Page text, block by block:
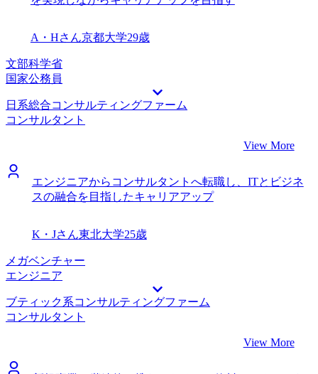
A・Hさん京都大学29歳
文部科学省
国家公務員
日系総合コンサルティングファーム
コンサルタント
View More
エンジニアからコンサルタントへ転職し、ITとビジネ
スの融合を目指したキャリアアップ
K・Jさん東北大学25歳
メガベンチャー
エンジニア
ブティック系コンサルティングファーム
コンサルタント
View More